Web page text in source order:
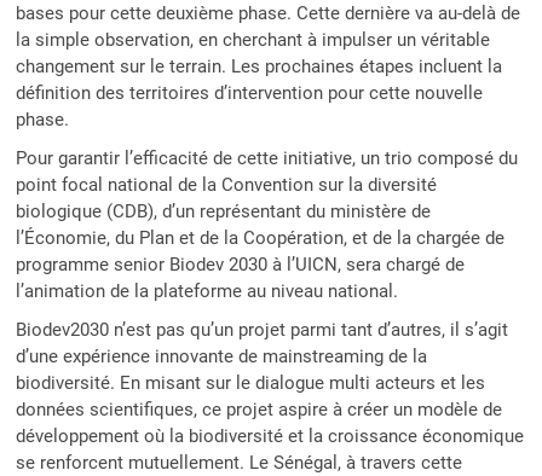
bases pour cette deuxième phase. Cette dernière va au-delà de
la simple observation, en cherchant à impulser un véritable
changement sur le terrain. Les prochaines étapes incluent la
définition des territoires d’intervention pour cette nouvelle
phase.
Pour garantir l’efficacité de cette initiative, un trio composé du
point focal national de la Convention sur la diversité
biologique (CDB), d’un représentant du ministère de
l’Économie, du Plan et de la Coopération, et de la chargée de
programme senior Biodev 2030 à l’UICN, sera chargé de
l’animation de la plateforme au niveau national.
Biodev2030 n’est pas qu’un projet parmi tant d’autres, il s’agit
d’une expérience innovante de mainstreaming de la
biodiversité. En misant sur le dialogue multi acteurs et les
données scientifiques, ce projet aspire à créer un modèle de
développement où la biodiversité et la croissance économique
se renforcent mutuellement. Le Sénégal, à travers cette